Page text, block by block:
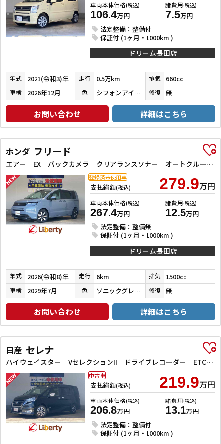
車両本体価格(税込)
106.4万円
諸費用(税込)
7.5万円
法定整備：整備付
保証付 (1ヶ月・1000km )
ドリーム長田店
年式 2021(令和3)年 走行 0.5万km 排気 660cc
車検 2026年12月 色 シフォンアイボリーメタリック 修復 無
お問い合わせ 詳細はこちら
ホンダ フリード
エアー EX バックカメラ クリアランスソナー オートクルーズコントロール レーンアシスト 衝突被害軽減システム 両側電動スライドドア オートライト LEDヘッドランプ スマートキー 電動格納ミラー シートヒーター
支払総額(税込) 279.9万円
車両本体価格(税込)
267.4万円
諸費用(税込)
12.5万円
法定整備：整備無
保証付 (1ヶ月・1000km )
登録済未使用車
ドリーム長田店
年式 2026(令和8)年 走行 6km 排気 1500cc
車検 2029年7月 色 ソニックグレーパール 修復 無
お問い合わせ 詳細はこちら
日産 セレナ
ハイウェイスター VセレクションII ドライブレコーダー ETC 全周囲カメラ ナビ TV クリアランスソナー オートクルーズコントロール パークアシスト 衝突被害軽減システム 両側電動スライドドア オートライト LEDヘッドランプ
支払総額(税込) 219.9万円
車両本体価格(税込)
206.8万円
諸費用(税込)
13.1万円
法定整備：整備付
保証付 (1ヶ月・1000km )
中古車